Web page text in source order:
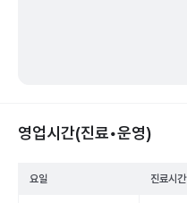
영업시간(진료•운영)
요일 진료시간